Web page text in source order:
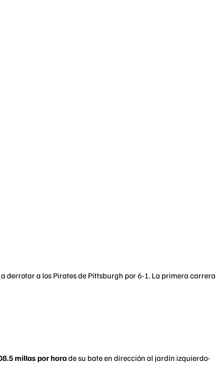
derrotar a los Pirates de Pittsburgh por 6-1. La primera carrera
millas por horade su bate en dirección al jardín izquierdo-